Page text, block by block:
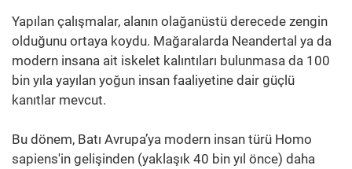
Yapılan çalışmalar, alanın olağanüstü derecede zengin
olduğunu ortaya koydu. Mağaralarda Neandertal ya da
modern insana ait iskelet kalıntıları bulunmasa da 100
bin yıla yayılan yoğun insan faaliyetine dair güçlü
kanıtlar mevcut.
Bu dönem, Batı Avrupa’ya modern insan türü Homo
sapiens'in gelişinden (yaklaşık 40 bin yıl önce) daha